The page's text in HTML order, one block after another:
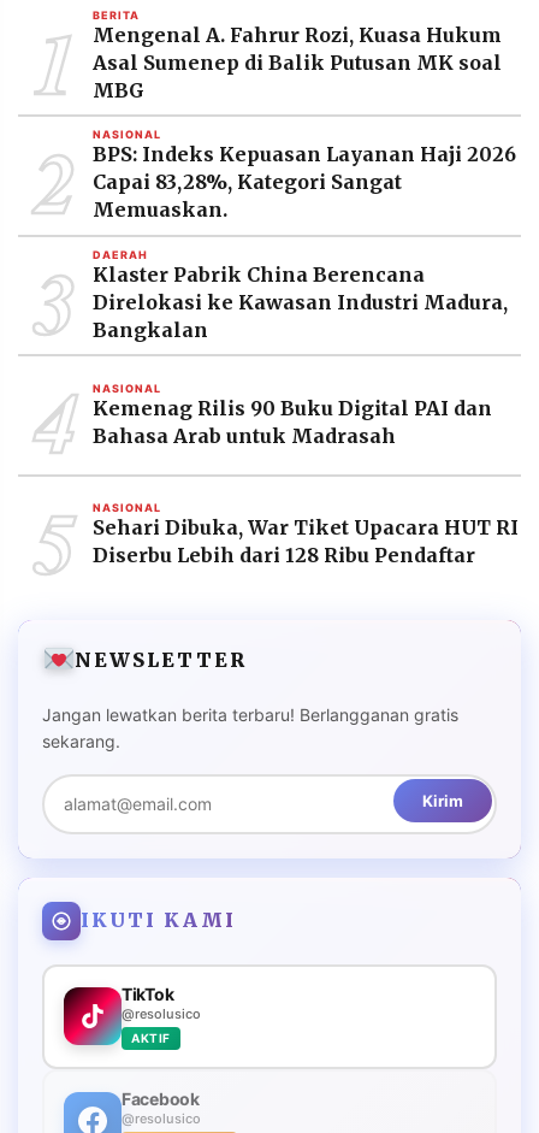
PRAMUDITA
Resolusi.co
2026
RESOLUSI
PRAMUDITA
1 BERITA
Mengenal A. Fahrur Rozi, Kuasa Hukum
Asal Sumenep di Balik Putusan MK soal
MBG
2 NASIONAL
BPS: Indeks Kepuasan Layanan Haji 2026
Capai 83,28%, Kategori Sangat
Memuaskan.
3 DAERAH
Klaster Pabrik China Berencana
Direlokasi ke Kawasan Industri Madura,
Bangkalan
4 NASIONAL
Kemenag Rilis 90 Buku Digital PAI dan
Bahasa Arab untuk Madrasah
5 NASIONAL
Sehari Dibuka, War Tiket Upacara HUT RI
Diserbu Lebih dari 128 Ribu Pendaftar
NEWSLETTER
Jangan lewatkan berita terbaru! Berlangganan gratis
sekarang.
Kirim
IKUTI KAMI
TikTok
@resolusico
AKTIF
Facebook
@resolusico